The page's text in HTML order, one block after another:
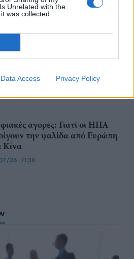
Unrelated with the
was collected.
Data Access Privacy Policy
ευρώ ανά μετοχή
Αγόρασε 2,27 εκατ.
αγορές: Γιατί οι ΗΠΑ
την ψαλίδα από Ευρώπη
Κίνα
26 | 11:38